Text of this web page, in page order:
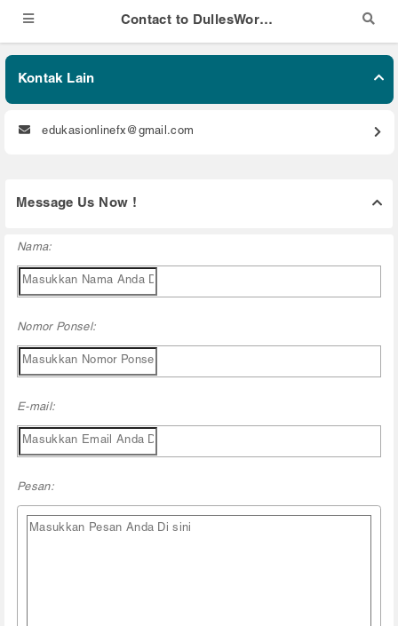
Contact to DullesWorldTrade Mobile
Kontak Lain
edukasionlinefx@gmail.com
Message Us Now !
Nama:
Nomor Ponsel:
E-mail:
Pesan: